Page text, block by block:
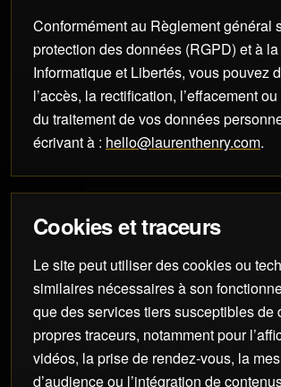
Conformément au Règlement général
protection des données (RGPD) et à
Informatique et Libertés, vous pouvez
l’accès, la rectification, l’effacement
du traitement de vos données
écrivant à : hello@laurenthenry.com.
Cookies et traceurs
Le site peut utiliser des cookies ou
similaires nécessaires à son
que des services tiers susceptibles de
propres traceurs, notamment pour
vidéos, la prise de rendez-vous, la
d’audience ou l’intégration de